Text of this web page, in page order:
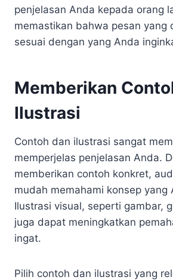
penjelasan Anda kepada orang
memastikan bahwa pesan yang
sesuai dengan yang Anda
Memberikan
Ilustrasi
Contoh dan ilustrasi sangat
memperjelas penjelasan Anda.
memberikan contoh konkret,
mudah memahami konsep yang
Ilustrasi visual, seperti gambar,
juga dapat meningkatkan
ingat.
Pilih contoh dan ilustrasi yang